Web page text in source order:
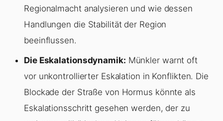
Regionalmacht analysieren und wie dessen
Handlungen die Stabilität der Region
beeinflussen.
Die Eskalationsdynamik: Münkler warnt oft
vor unkontrollierter Eskalation in Konflikten. Die
Blockade der Straße von Hormus könnte als
Eskalationsschritt gesehen werden, der zu